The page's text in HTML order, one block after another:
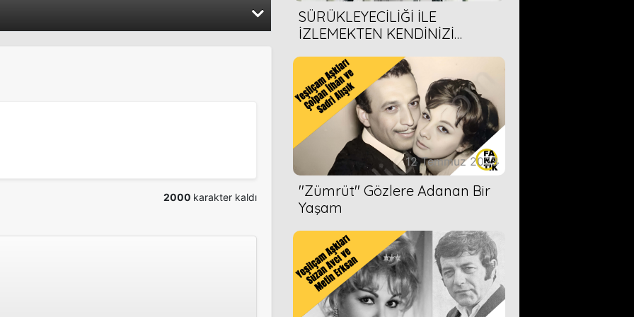
2012
2000 karakter kaldı
SÜRÜKLEYECİLİĞİ İLE
İZLEMEKTEN KENDİNİZİ
ÖNERİMİZ
12 Temmuz 2023
''Zümrüt'' Gözlere Adanan Bir
Yaşam